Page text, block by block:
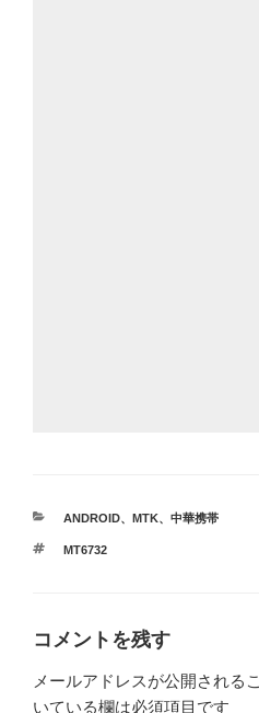
カ
ゴ
ANDROID、 MTK、 中華携帯
タ
MT6732
コメントを残す
メールアドレスが公開される
いている欄は必須項目です